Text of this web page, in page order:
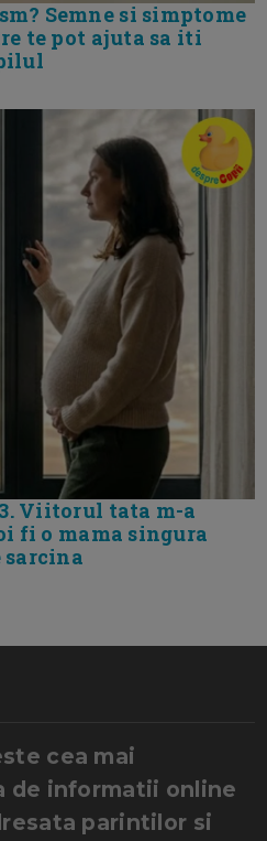
Semne si simptome
te pot ajuta sa iti
Viitorul tata m-a
fi o mama singura
cea mai
de informatii online
parintilor si